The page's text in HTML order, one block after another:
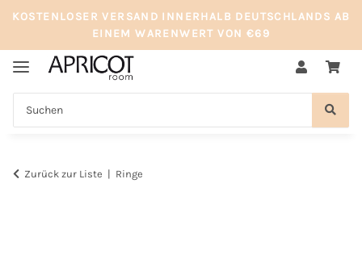
KOSTENLOSER VERSAND INNERHALB DEUTSCHLANDS AB
EINEM WARENWERT VON €69
Zurück zur Liste Ringe